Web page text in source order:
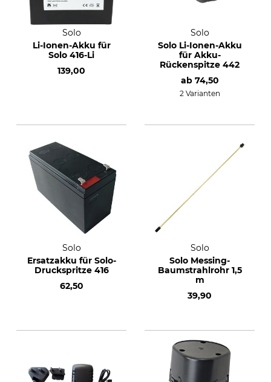
Solo
Li-Ionen-Akku für
Solo 416-Li
139,00
Solo
Solo Li-Ionen-Akku
für Akku-
Rückenspitze 442
ab 74,50
2 Varianten
Solo
Ersatzakku für Solo-
Druckspritze 416
62,50
Solo
Solo Messing-
Baumstrahlrohr 1,5
m
39,90